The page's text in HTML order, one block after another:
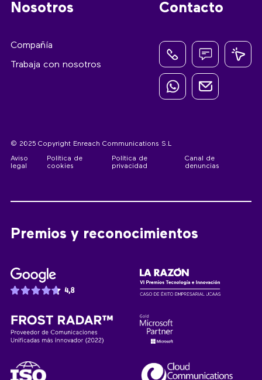
Nosotros
Compañía
Trabaja con nosotros
Contacto
© 2025 Copyright Enreach Communications S.L
Aviso
legal
Política de
cookies
Política de
privacidad
Canal de
denuncias
Premios y reconocimientos